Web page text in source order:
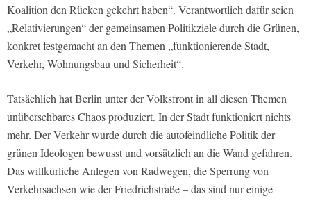
Koalition den Rücken gekehrt haben“. Verantwortlich dafür seien
„Relativierungen“ der gemeinsamen Politikziele durch die Grünen,
konkret festgemacht an den Themen „funktionierende Stadt,
Verkehr, Wohnungsbau und Sicherheit“.
Tatsächlich hat Berlin unter der Volksfront in all diesen Themen
unübersehbares Chaos produziert. In der Stadt funktioniert nichts
mehr. Der Verkehr wurde durch die autofeindliche Politik der
grünen Ideologen bewusst und vorsätzlich an die Wand gefahren.
Das willkürliche Anlegen von Radwegen, die Sperrung von
Verkehrsachsen wie der Friedrichstraße – das sind nur einige